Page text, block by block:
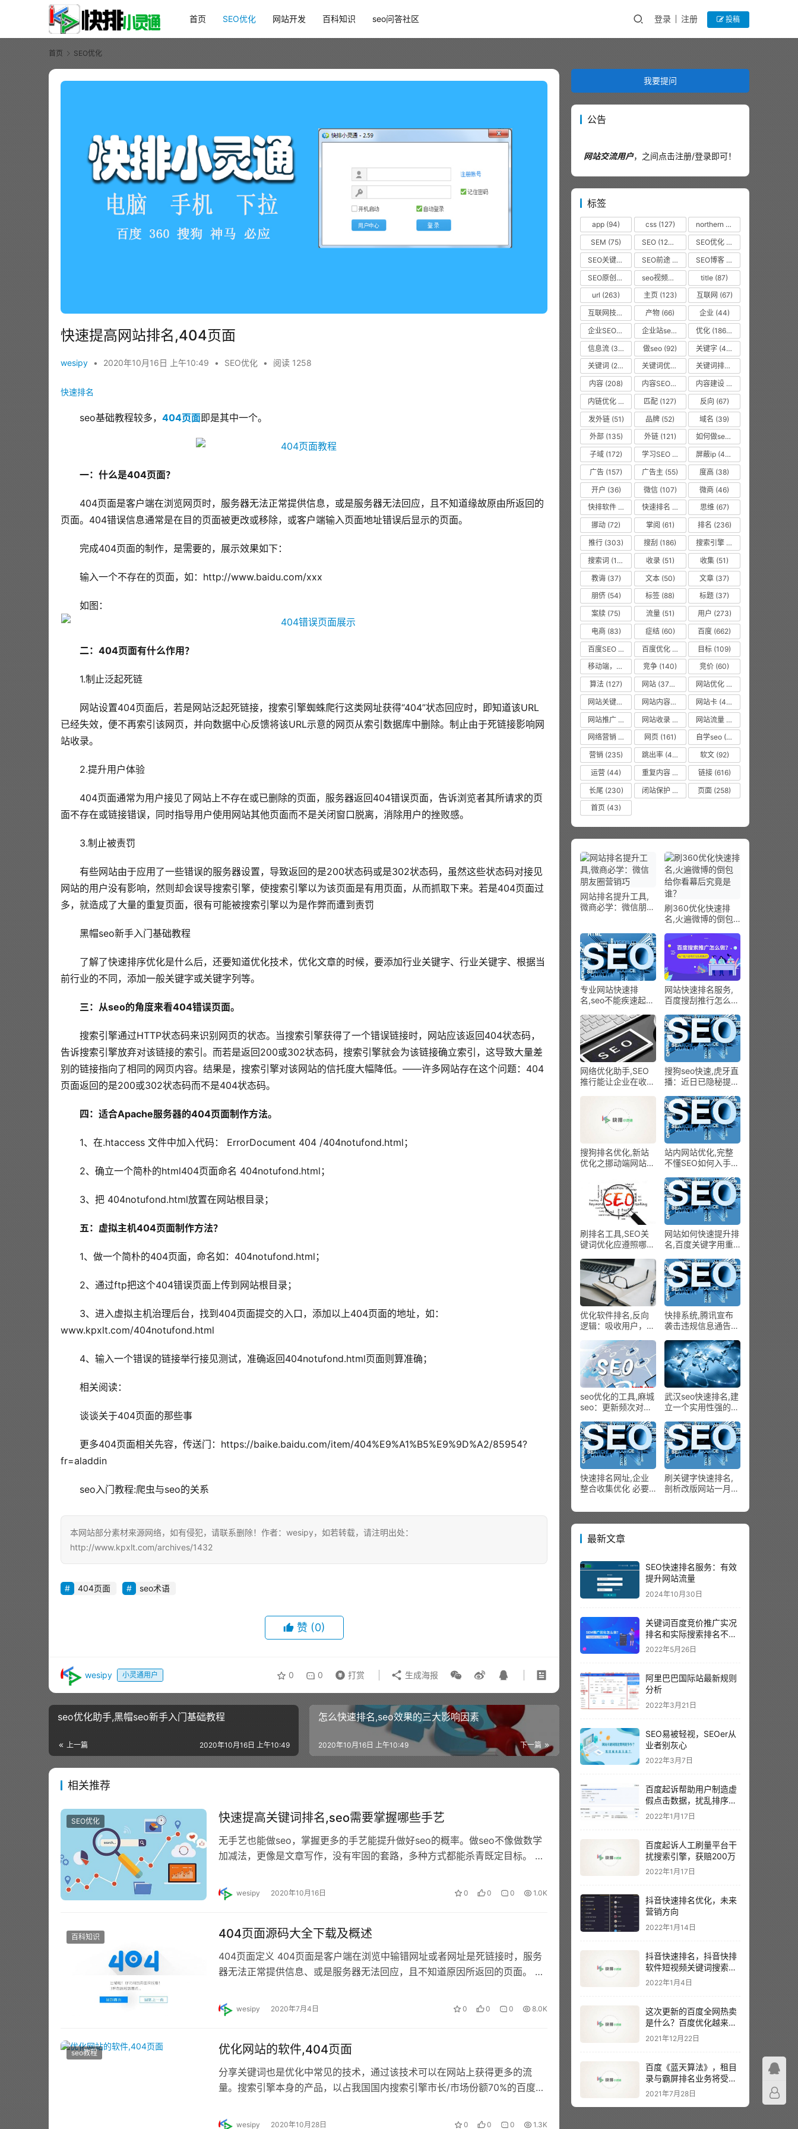
首页 SEO优化 网站开发 百科知识 seo问答社区 登录 注册 投稿
首页 SEO优化
快速提高网站排名,404页面
wesipy • 2020年10月16日 上午10:49 • SEO优化 • 阅读 1258
快速排名
seo基础教程较多， 404页面即是其中一个。
一：什么是404页面？
404页面是客户端在浏览网页时，服务器无法正常提供信息，或是服务器无法回应，且不知道缘故原由所返回的
页面。404错误信息通常是在目的页面被更改或移除，或客户端输入页面地址错误后显示的页面。
完成404页面的制作，是需要的，展示效果如下：
输入一个不存在的页面，如：http://www.baidu.com/xxx
如图：
二：404页面有什么作用？
1.制止泛起死链
网站设置404页面后，若是网站泛起死链接，搜索引擎蜘蛛爬行这类网址获得“404”状态回应时，即知道该URL
已经失效，便不再索引该网页，并向数据中心反馈将该URL示意的网页从索引数据库中删除。制止由于死链接影响网
站收录。
2.提升用户体验
404页面通常为用户接见了网站上不存在或已删除的页面，服务器返回404错误页面，告诉浏览者其所请求的页
面不存在或链接错误，同时指导用户使用网站其他页面而不是关闭窗口脱离，消除用户的挫败感。
3.制止被责罚
有些网站由于应用了一些错误的服务器设置，导致返回的是200状态码或是302状态码，虽然这些状态码对接见
网站的用户没有影响，然则却会误导搜索引擎，使搜索引擎以为该页面是有用页面，从而抓取下来。若是404页面过
多，就造成了大量的重复页面，很有可能被搜索引擎以为是作弊而遭到责罚
黑帽seo新手入门基础教程
了解了快速排序优化是什么后，还要知道优化技术，优化文章的时候，要添加行业关键字、行业关键字、根据当
前行业的不同，添加一般关键字或关键字列等。
三：从seo的角度来看404错误页面。
搜索引擎通过HTTP状态码来识别网页的状态。当搜索引擎获得了一个错误链接时，网站应该返回404状态码，
告诉搜索引擎放弃对该链接的索引。而若是返回200或302状态码，搜索引擎就会为该链接确立索引，这导致大量差
别的链接指向了相同的网页内容。结果是，搜索引擎对该网站的信托度大幅降低。——许多网站存在这个问题：404
页面返回的是200或302状态码而不是404状态码。
四：适合Apache服务器的404页面制作方法。
1、在.htaccess 文件中加入代码： ErrorDocument 404 /404notufond.html；
2、确立一个简朴的html404页面命名 404notufond.html；
3、把 404notufond.html放置在网站根目录；
五：虚拟主机404页面制作方法？
1、做一个简朴的404页面，命名如：404notufond.html；
2、通过ftp把这个404错误页面上传到网站根目录；
3、进入虚拟主机治理后台，找到404页面提交的入口，添加以上404页面的地址，如：
www.kpxlt.com/404notufond.html
4、输入一个错误的链接举行接见测试，准确返回404notufond.html页面则算准确；
相关阅读：
谈谈关于404页面的那些事
更多404页面相关先容，传送门：https://baike.baidu.com/item/404%E9%A1%B5%E9%9D%A2/85954?
fr=aladdin
seo入门教程:爬虫与seo的关系
本网站部分素材来源网络，如有侵犯，请联系删除！作者：wesipy，如若转载，请注明出处：
http://www.kpxlt.com/archives/1432
404页面 seo术语
赞 (0)
wesipy 小灵通用户 0 0 打赏 生成海报
seo优化助手,黑帽seo新手入门基础教程
上一篇 2020年10月16日 上午10:49
怎么快速排名,seo效果的三大影响因素
下一篇
2020年10月16日 上午10:49
相关推荐
SEO优化 快速提高关键词排名,seo需要掌握哪些手艺
无手艺也能做seo，掌握更多的手艺能提升做好seo的概率。做seo不像做数学
加减法，更像是文章写作，没有牢固的套路，多种方式都能杀青既定目标。 理
wesipy 2020年10月16日 0 0 0 1.0K
百科知识 404页面源码大全下载及概述
404页面定义 404页面是客户端在浏览中输错网址或者网址是死链接时，服务
器无法正常提供信息、或是服务器无法回应，且不知道原因所返回的页面。 配
wesipy 2020年7月4日 0 0 0 8.0K
seo教程 优化网站的软件,404页面
分享关键词也是优化中常见的技术，通过该技术可以在网站上获得更多的流
量。搜索引擎本身的产品，以占我国国内搜索引擎市长/市场份额70%的百度为
wesipy 2020年10月28日 0 0 0 1.3K
我要提问
公告
网站交流用户，之间点击注册/登录即可！
标签
app (94) css(127) northern
SEM (75) SEO (12320) SEO优化
SEO关键词
SEO前途 SEO博客
SEO原创文章
(63) seo视频教程 title (87)
url (263) 主页(123) 互联网 (67)
互联网技术从业者
(55)
产物 (66) 企业(44)
企业SEO培训
(48) 企业站seo(35) 优化 (1866)
信息流 (37) 做seo (92) 关键字 (468)
关键词 (2010) 关键词优化 关键词排名
内容 (208) 内容SEO优化 (70)内容建设
内链优化
匹配 (127) 反向 (67)
发外链(51) 品牌 (52) 域名 (39)
外部(135) 外链(121) 如何做seo优化
子域 (172) 学习SEO 屏蔽ip (475)
广告 (157) 广告主 (55) 度高 (38)
开户 (36) 微信(107) 微商 (46)
快排软件
快速排名 思维(67)
挪动 (72) 掌阅 (61) 排名 (236)
推行 (303) 搜刮 (186) 搜索引擎
搜索词 (156) 收录(51) 收集 (51)
教诲(37) 文本(50) 文章 (37)
朋侪(54) 标签 (88) 标题 (37)
案牍 (75) 流量(51) 用户 (273)
电商(83) 症结(60) 百度 (662)
百度SEO
百度优化 目标 (109)
移动端，seo优化
(475)
竞争 (140) 竞价 (60)
算法 (127) 网站 (3750) 网站优化
网站关键词
网站内容更新 (36)网站卡 (475)
网站推广
网站收录 网站流量
网络营销
网页(161) 自学seo (50)
营销 (235) 跳出率 (479) 软文(92)
运营 (44) 重复内容 链接(616)
长尾 (230) 闭站保护 页面 (258)
首页 (43)
网站排名提升工具,
微商必学：微信朋友
刷360优化快速排
名,火遍微博的倒包
谁？
专业网站快速排
名,seo不能疾速起效
网站快速排名服务,
百度搜刮推行怎么
化结果更好？
网络优化助手,SEO
推行能让企业在收集
搜狗seo快速,虎牙直
播：近日已隐秘提交
搜狗排名优化,新站
优化之挪动端网站优
站内网站优化,完整
不懂SEO如何入手做
刷排名工具,SEO关
键词优化应遵照哪些
网站如何快速提升排
名,百度关键字用重
优化软件排名,反向
逻辑：吸收用户，尝
快排系统,腾讯宣布
袭击违规信息通告
QQ空间信息830余
条-关键词排名
seo优化的工具,麻城
seo：更新频次对网
武汉seo快速排名,建
立一个实用性强的网
快速排名网址,企业
整合收集优化 必要
刷关键字快速排名,
剖析改版网站一月上
最新文章
SEO快速排名服务：有效
提升网站流量
2024年10月30日
关键词百度竞价推广实况
排名和实际搜索排名不一
样？以哪个为准呢？
2022年5月26日
阿里巴巴国际站最新规则
分析
2022年3月21日
SEO易被轻视，SEOer从
业者别灰心
2022年3月7日
百度起诉帮助用户制造虚
假点击数据，扰乱排序结
果。
2022年1月17日
百度起诉人工刷量平台干
扰搜索引擎，获赔200万
2022年1月17日
抖音快速排名优化，未来
营销方向
2022年1月14日
抖音快速排名，抖音快排
软件短视频关键词搜索排
名
2022年1月4日
这次更新的百度全网热卖
是什么？百度优化越来越
难？
2021年12月22日
百度《蓝天算法》，租目
录与霸屏排名业务将受到
主要影响
2021年7月28日